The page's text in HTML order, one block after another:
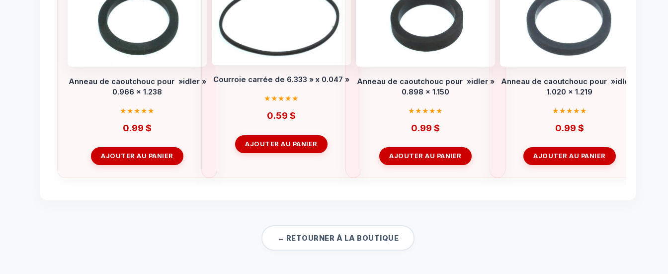
Anneau de caoutchouc pour »idler »
0.966 x 1.238
0.99 $
AJOUTER AU PANIER
Courroie carrée de 6.333 » x 0.047 »
0.59 $
AJOUTER AU PANIER
Anneau de caoutchouc pour »idler »
0.898 x 1.150
0.99 $
AJOUTER AU PANIER
Anneau de caoutchouc pour »idler »
1.020 x 1.219
0.99 $
AJOUTER AU PANIER
← RETOURNER À LA BOUTIQUE